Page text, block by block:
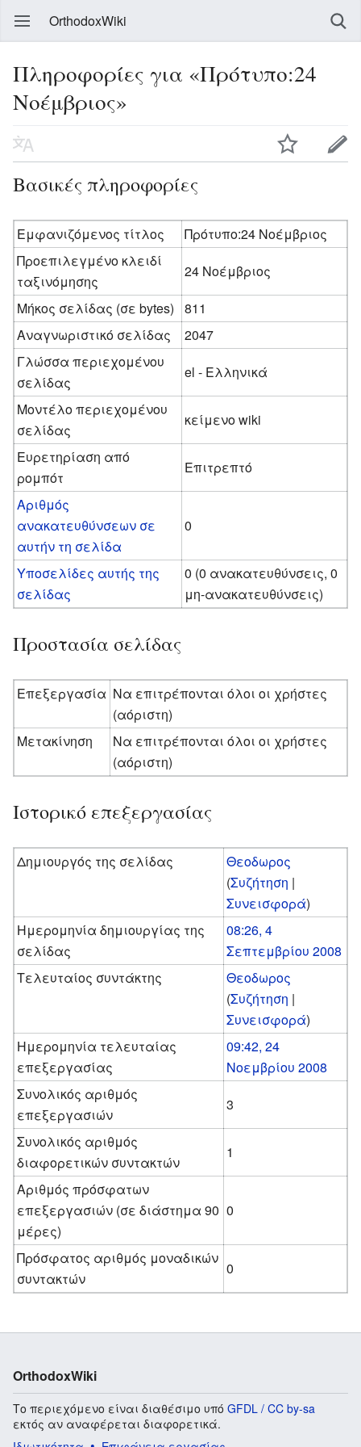
OrthodoxWiki
Πληροφορίες για «Πρότυπο:24
Νοέμβριος»
Βασικές πληροφορίες
Εμφανιζόμενος τίτλος
Πρότυπο:24 Νοέμβριος
Προεπιλεγμένο κλειδί
ταξινόμησης
24 Νοέμβριος
Μήκος σελίδας (σε bytes)
811
Αναγνωριστικό σελίδας
2047
Γλώσσα περιεχομένου
σελίδας
el - Ελληνικά
Μοντέλο περιεχομένου
σελίδας
κείμενο wiki
Ευρετηρίαση από
ρομπότ
Επιτρεπτό
Αριθμός
ανακατευθύνσεων σε
αυτήν τη σελίδα
0
Υποσελίδες αυτής της
σελίδας
0 (0 ανακατευθύνσεις, 0
μη-ανακατευθύνσεις)
Προστασία σελίδας
Επεξεργασία Να επιτρέπονται όλοι οι χρήστες
(αόριστη)
Μετακίνηση
Να επιτρέπονται όλοι οι χρήστες
(αόριστη)
Ιστορικό επεξεργασίας
Δημιουργός της σελίδας
Θεοδωρος
(Συζήτηση |
Συνεισφορά)
Ημερομηνία δημιουργίας της
σελίδας
08:26, 4
Σεπτεμβρίου 2008
Τελευταίος συντάκτης
Θεοδωρος
(Συζήτηση |
Συνεισφορά)
Ημερομηνία τελευταίας
επεξεργασίας
09:42, 24
Νοεμβρίου 2008
Συνολικός αριθμός
επεξεργασιών
3
Συνολικός αριθμός
διαφορετικών συντακτών
1
Αριθμός πρόσφατων
επεξεργασιών (σε διάστημα 90
μέρες)
0
Πρόσφατος αριθμός μοναδικών
συντακτών
0
OrthodoxWiki
Το περιεχόμενο είναι διαθέσιμο υπό GFDL / CC by-sa
εκτός αν αναφέρεται διαφορετικά.